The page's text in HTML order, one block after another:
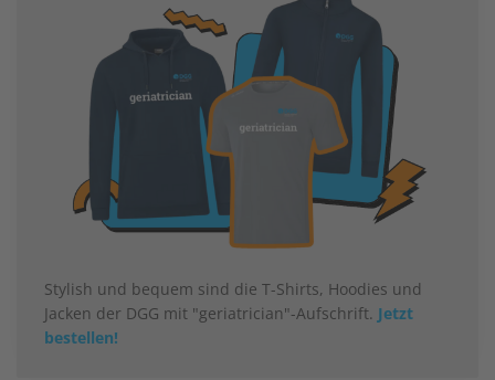
Stylish und bequem sind die T-Shirts, Hoodies und
Jacken der DGG mit "geriatrician"-Aufschrift. Jetzt
bestellen!